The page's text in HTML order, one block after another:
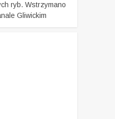
ryb. Wstrzymano
Gliwickim